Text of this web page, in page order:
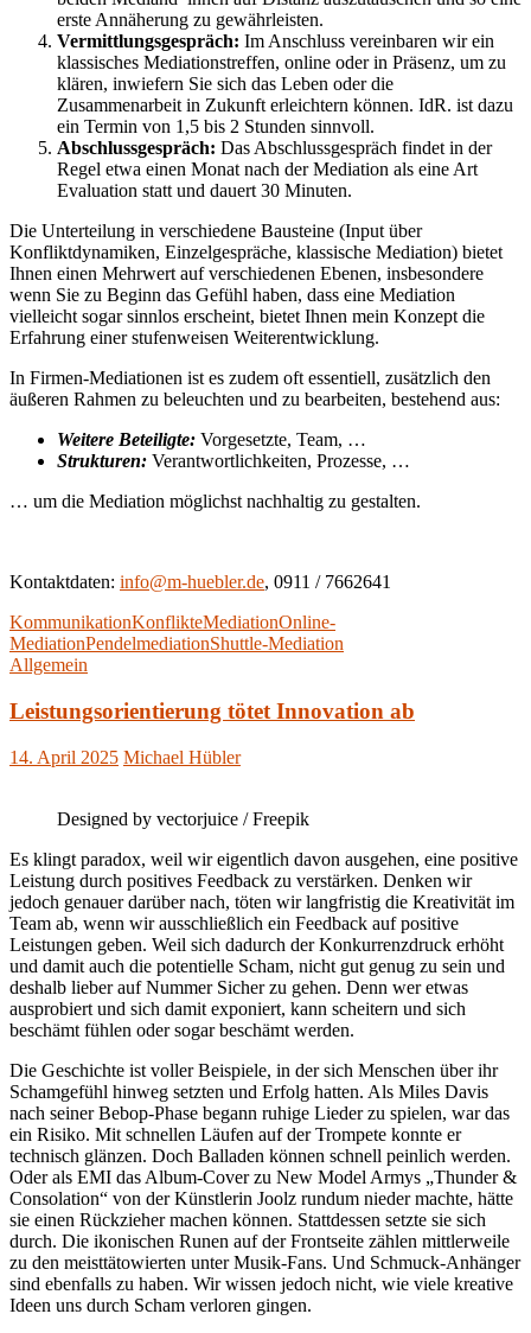
erste Annäherung zu gewährleisten.
Vermittlungsgespräch: Im Anschluss vereinbaren wir ein
klassisches Mediationstreffen, online oder in Präsenz, um zu
klären, inwiefern Sie sich das Leben oder die
Zusammenarbeit in Zukunft erleichtern können. IdR. ist dazu
ein Termin von 1,5 bis 2 Stunden sinnvoll.
Abschlussgespräch: Das Abschlussgespräch findet in der
Regel etwa einen Monat nach der Mediation als eine Art
Evaluation statt und dauert 30 Minuten.
Die Unterteilung in verschiedene Bausteine (Input über
Konfliktdynamiken, Einzelgespräche, klassische Mediation) bietet
Ihnen einen Mehrwert auf verschiedenen Ebenen, insbesondere
wenn Sie zu Beginn das Gefühl haben, dass eine Mediation
vielleicht sogar sinnlos erscheint, bietet Ihnen mein Konzept die
Erfahrung einer stufenweisen Weiterentwicklung.
In Firmen-Mediationen ist es zudem oft essentiell, zusätzlich den
äußeren Rahmen zu beleuchten und zu bearbeiten, bestehend aus:
Weitere Beteiligte: Vorgesetzte, Team, …
Strukturen: Verantwortlichkeiten, Prozesse, …
… um die Mediation möglichst nachhaltig zu gestalten.
Kontaktdaten: info@m-huebler.de, 0911 / 7662641
KommunikationKonflikteMediationOnline-
MediationPendelmediationShuttle-Mediation
Allgemein
Leistungsorientierung tötet Innovation ab
14. April 2025 Michael Hübler
Designed by vectorjuice / Freepik
Es klingt paradox, weil wir eigentlich davon ausgehen, eine positive
Leistung durch positives Feedback zu verstärken. Denken wir
jedoch genauer darüber nach, töten wir langfristig die Kreativität im
Team ab, wenn wir ausschließlich ein Feedback auf positive
Leistungen geben. Weil sich dadurch der Konkurrenzdruck erhöht
und damit auch die potentielle Scham, nicht gut genug zu sein und
deshalb lieber auf Nummer Sicher zu gehen. Denn wer etwas
ausprobiert und sich damit exponiert, kann scheitern und sich
beschämt fühlen oder sogar beschämt werden.
Die Geschichte ist voller Beispiele, in der sich Menschen über ihr
Schamgefühl hinweg setzten und Erfolg hatten. Als Miles Davis
nach seiner Bebop-Phase begann ruhige Lieder zu spielen, war das
ein Risiko. Mit schnellen Läufen auf der Trompete konnte er
technisch glänzen. Doch Balladen können schnell peinlich werden.
Oder als EMI das Album-Cover zu New Model Armys „Thunder &
Consolation“ von der Künstlerin Joolz rundum nieder machte, hätte
sie einen Rückzieher machen können. Stattdessen setzte sie sich
durch. Die ikonischen Runen auf der Frontseite zählen mittlerweile
zu den meisttätowierten unter Musik-Fans. Und Schmuck-Anhänger
sind ebenfalls zu haben. Wir wissen jedoch nicht, wie viele kreative
Ideen uns durch Scham verloren gingen.